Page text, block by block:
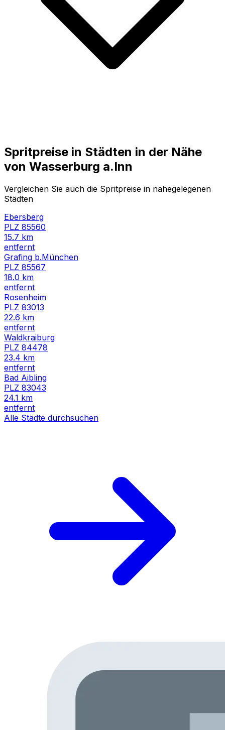
Spritpreise in Städten in der Nähe
von Wasserburg a.Inn
Vergleichen Sie auch die Spritpreise in nahegelegenen
Städten
Ebersberg
PLZ 85560
15.7 km
entfernt
Grafing b.München
PLZ 85567
18.0 km
entfernt
Rosenheim
PLZ 83013
22.6 km
entfernt
Waldkraiburg
PLZ 84478
23.4 km
entfernt
Bad Aibling
PLZ 83043
24.1 km
entfernt
Alle Städte durchsuchen